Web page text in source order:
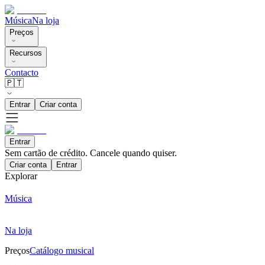
MúsicaNa loja
Preços
Recursos
Contacto
🇵🇹
Entrar Criar conta
Entrar
Sem cartão de crédito. Cancele quando quiser.
Criar conta Entrar
Explorar
Música
Na loja
PreçosCatálogo musical